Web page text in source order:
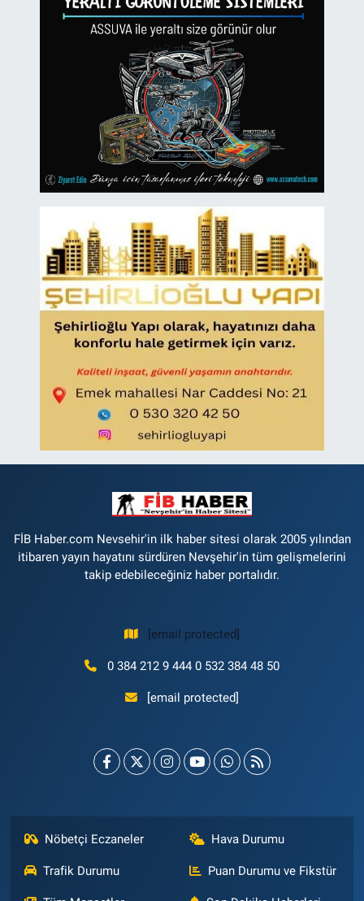
FİB Haber.com Nevsehir'in ilk haber sitesi olarak 2005 yılından
itibaren yayın hayatını sürdüren Nevşehir'in tüm gelişmelerini
takip edebileceğiniz haber portalıdır.
[email protected]
0 384 212 9 444 0 532 384 48 50
[email protected]
Nöbetçi Eczaneler Hava Durumu
Trafik Durumu Puan Durumu ve Fikstür